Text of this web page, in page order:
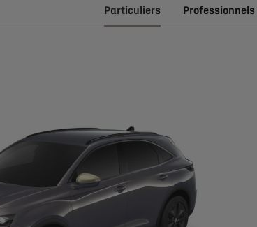
Particuliers Professionnels